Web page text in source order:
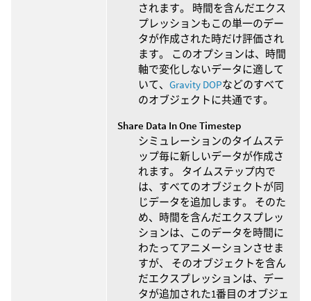
されます。 時間を含んだエクス
プレッションもこの単一のデー
タが作成された時だけ評価され
ます。 このオプションは、時間
軸で変化しないデータに適して
いて、 Gravity DOPなどのすべて
のオブジェクトに共通です。
Share Data In One Timestep
シミュレーションのタイムステ
ップ毎に新しいデータが作成さ
れます。 タイムステップ内で
は、すべてのオブジェクトが同
じデータを追加します。 そのた
め、時間を含んだエクスプレッ
ションは、このデータを時間に
わたってアニメーションさせま
すが、 そのオブジェクトを含ん
だエクスプレッションは、デー
タが追加された1番目のオブジェ